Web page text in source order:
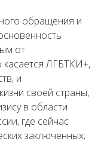
обращения и
от
касается ЛГБТКИ+,
, и
своей страны,
в области
где сейчас
заключенных;